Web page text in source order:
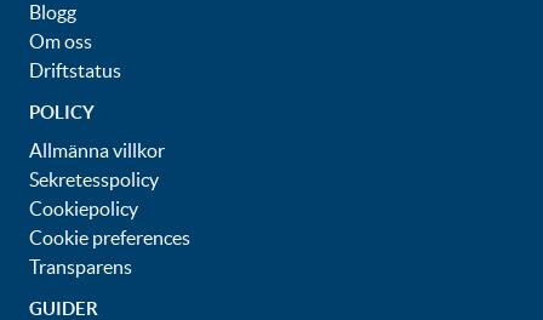
Blogg
Om oss
Driftstatus
POLICY
Allmänna villkor
Sekretesspolicy
Cookiepolicy
Cookie preferences
Transparens
GUIDER